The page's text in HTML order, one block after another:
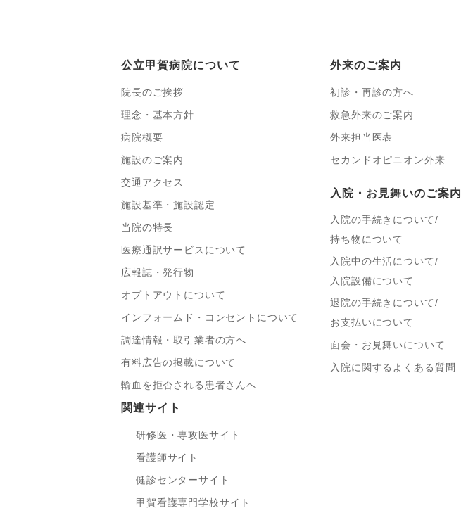
公立甲賀病院について
院長のご挨拶
理念・基本方針
病院概要
施設のご案内
交通アクセス
施設基準・施設認定
当院の特長
医療通訳サービスについて
広報誌・発行物
オプトアウトについて
インフォームド・コンセントについて
調達情報・取引業者の方へ
有料広告の掲載について
輸血を拒否される患者さんへ
外来のご案内
初診・再診の方へ
救急外来のご案内
外来担当医表
セカンドオピニオン外来
入院・お見舞いのご案内
入院の手続きについて/
持ち物について
入院中の生活について/
入院設備について
退院の手続きについて/
お支払いについて
面会・お見舞いについて
入院に関するよくある質問
関連サイト
研修医・専攻医サイト
看護師サイト
健診センターサイト
甲賀看護専門学校サイト